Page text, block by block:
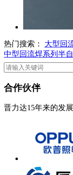
热门搜索： 大型回
中型回流焊系列 半
合作伙伴
晋力达15年来的发